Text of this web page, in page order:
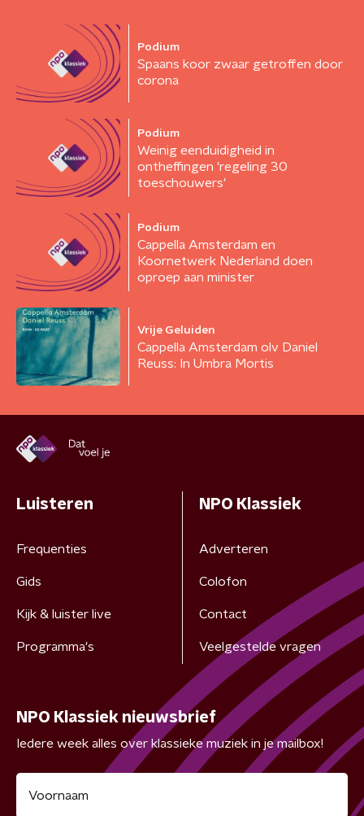
Podium
Spaans koor zwaar getroffen door
corona
Podium
Weinig eenduidigheid in
ontheffingen 'regeling 30
toeschouwers'
Podium
Cappella Amsterdam en
Koornetwerk Nederland doen
oproep aan minister
Vrije Geluiden
Cappella Amsterdam olv Daniel
Reuss: In Umbra Mortis
Luisteren
Frequenties
Gids
Kijk & luister live
Programma's
NPO Klassiek
Adverteren
Colofon
Contact
Veelgestelde vragen
NPO Klassiek nieuwsbrief
Iedere week alles over klassieke muziek in je mailbox!